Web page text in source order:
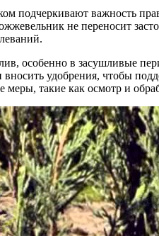
подчеркивают важность
не переносит
особенно в засушливые
удобрения, чтобы
такие как осмотр и